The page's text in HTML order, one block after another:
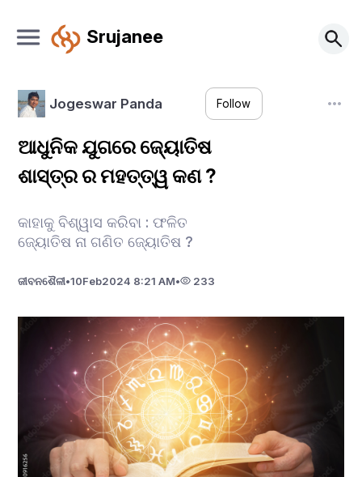
Srujanee
Jogeswar Panda Follow
ଆଧୁନିକ ଯୁଗରେ ଜ୍ୟୋତିଷ
ଶାସ୍ତ୍ର ର ମହତ୍ତ୍ୱ କଣ ?
କାହାକୁ ବିଶ୍ୱାସ କରିବା : ଫଳିତ
ଜ୍ୟୋତିଷ ନା ଗଣିତ ଜ୍ୟୋତିଷ ?
ଜୀବନଶୈଳୀ•10Feb2024 8:21 AM• 233